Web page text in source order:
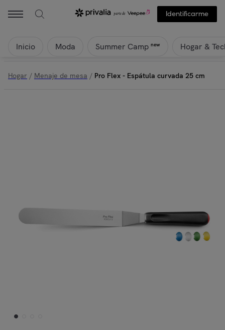
Identificarme
Inicio Moda Summer Camp new Hogar &
Hogar / Menaje de mesa / Pro Flex - Espátula curvada 25 cm